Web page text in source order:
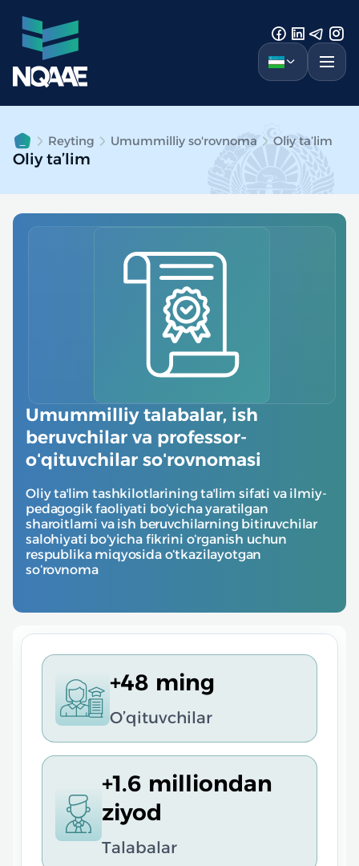
Reyting Umummilliy so'rovnoma Oliy ta’lim
Oliy ta’lim
Umummilliy talabalar, ish
beruvchilar va professor-
oʻqituvchilar soʻrovnomasi
Oliy taʼlim tashkilotlarining taʼlim sifati va ilmiy-
pedagogik faoliyati boʻyicha yaratilgan
sharoitlarni va ish beruvchilarning bitiruvchilar
salohiyati bo'yicha fikrini oʻrganish uchun
respublika miqyosida oʻtkazilayotgan
soʻrovnoma
+48 ming
O’qituvchilar
+1.6 milliondan
ziyod
Talabalar